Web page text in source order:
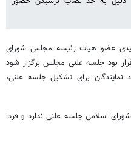
عضو هیات رئیسه مجلس شورای
بود جلسه علنی مجلس برگزار شود
برای تشکیل جلسه علنی،
اسلامی جلسه علنی ندارد و فردا